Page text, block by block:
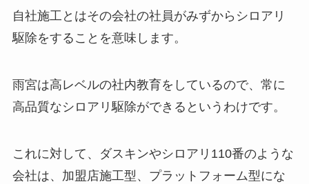
自社施工とはその会社の社員がみずからシロアリ
駆除をすることを意味します。
雨宮は高レベルの社内教育をしているので、常に
高品質なシロアリ駆除ができるというわけです。
これに対して、ダスキンやシロアリ110番のような
会社は、加盟店施工型、プラットフォーム型にな